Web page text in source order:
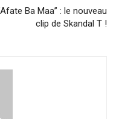
Ba Maa’’ : le nouveau
clip de Skandal T !